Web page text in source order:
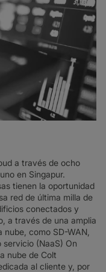
a través de ocho
en Singapur.
tienen la oportunidad
red de última milla de
conectados y
a través de una amplia
como SD-WAN,
servicio (NaaS) On
nube de Colt
al cliente y, por